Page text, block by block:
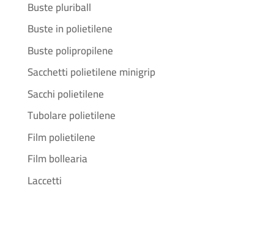
Buste pluriball
Buste in polietilene
Buste polipropilene
Sacchetti polietilene minigrip
Sacchi polietilene
Tubolare polietilene
Film polietilene
Film bollearia
Laccetti